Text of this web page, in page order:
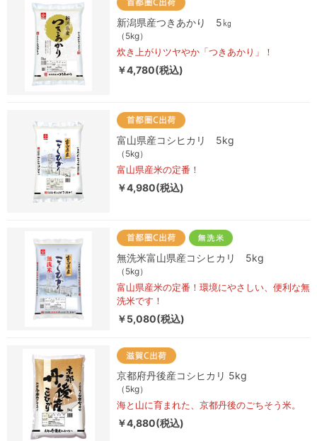
新潟県産つきあかり 5㎏
（5kg）
炊き上がりツヤやか「つきあかり」！
￥4,780(税込)
富山県産コシヒカリ 5kg
（5kg）
富山県産米の定番！
￥4,980(税込)
無洗米富山県産コシヒカリ 5kg
（5kg）
富山県産米の定番！環境にやさしい、便利な無
洗米です！
￥5,080(税込)
京都府丹後産コシヒカリ 5kg
（5kg）
海と山に育まれた、京都丹後のごちそう米。
￥4,880(税込)